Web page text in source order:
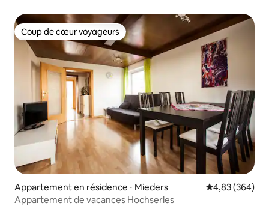
Coup de cœur voyageurs
Coup de cœur voyageurs
Appartement en résidence ⋅ Mieders Évaluation
4,83 (364)
Appartement de vacances Hochserles